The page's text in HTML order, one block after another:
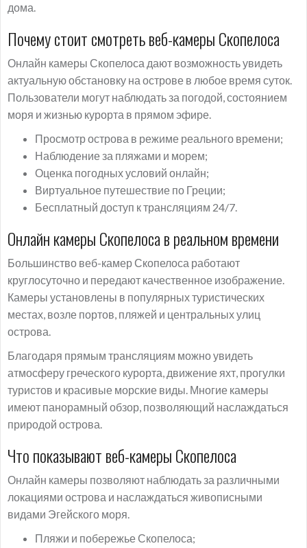
дома.
Почему стоит смотреть веб-камеры Скопелоса
Онлайн камеры Скопелоса дают возможность увидеть
актуальную обстановку на острове в любое время суток.
Пользователи могут наблюдать за погодой, состоянием
моря и жизнью курорта в прямом эфире.
Просмотр острова в режиме реального времени;
Наблюдение за пляжами и морем;
Оценка погодных условий онлайн;
Виртуальное путешествие по Греции;
Бесплатный доступ к трансляциям 24/7.
Онлайн камеры Скопелоса в реальном времени
Большинство веб-камер Скопелоса работают
круглосуточно и передают качественное изображение.
Камеры установлены в популярных туристических
местах, возле портов, пляжей и центральных улиц
острова.
Благодаря прямым трансляциям можно увидеть
атмосферу греческого курорта, движение яхт, прогулки
туристов и красивые морские виды. Многие камеры
имеют панорамный обзор, позволяющий наслаждаться
природой острова.
Что показывают веб-камеры Скопелоса
Онлайн камеры позволяют наблюдать за различными
локациями острова и наслаждаться живописными
видами Эгейского моря.
Пляжи и побережье Скопелоса;